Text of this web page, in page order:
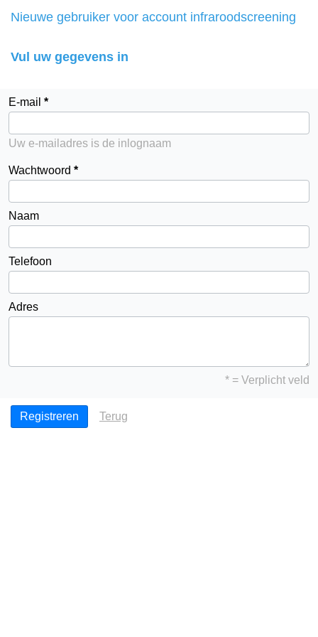
Nieuwe gebruiker voor account infraroodscreening
Vul uw gegevens in
E-mail
Uw e-mailadres is de inlognaam
Wachtwoord
Naam
Telefoon
Adres
* = Verplicht veld
Terug